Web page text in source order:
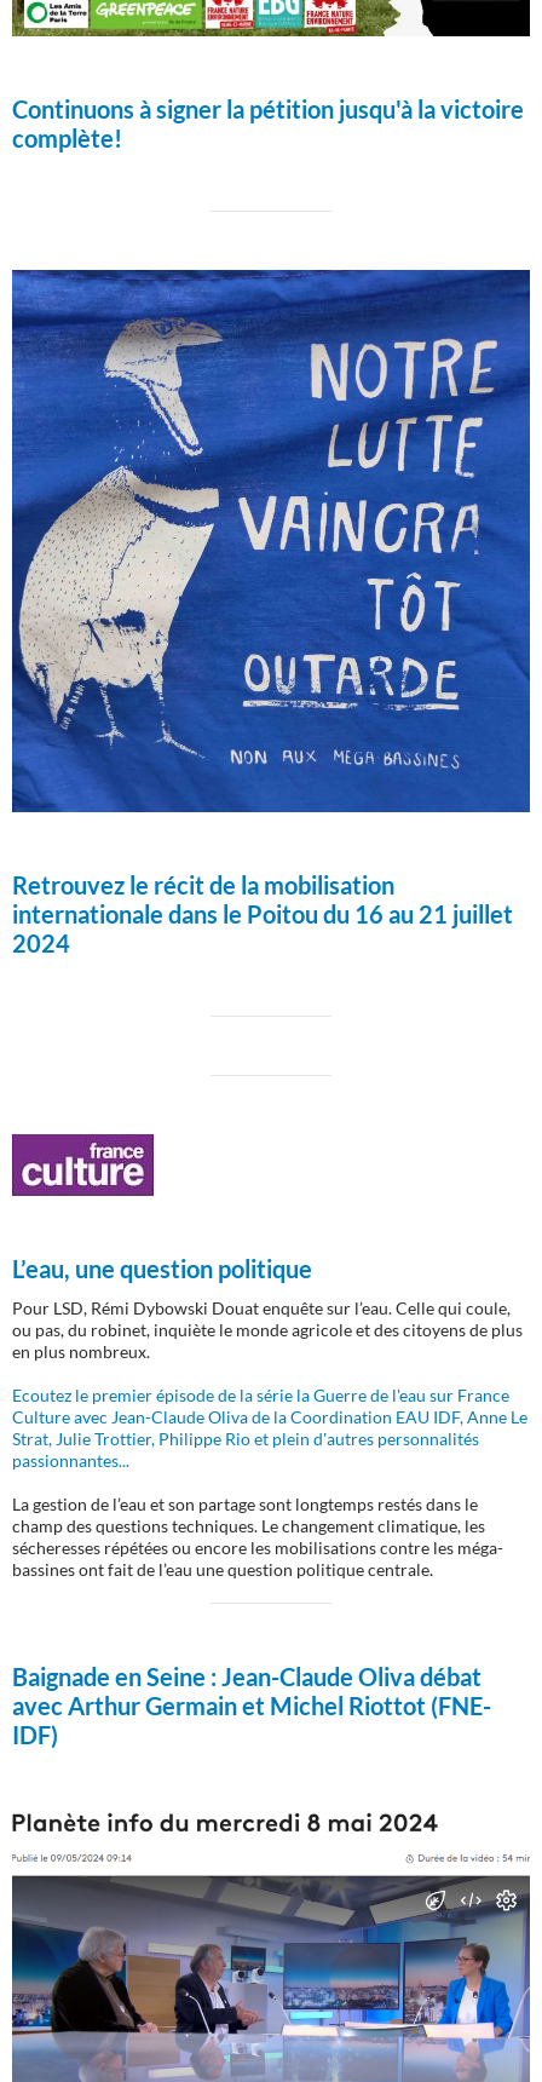
Continuons à signer la pétition jusqu'à la victoire
complète!
Retrouvez le récit de la mobilisation
internationale dans le Poitou du 16 au 21 juillet
2024
L’eau, une question politique
Pour LSD, Rémi Dybowski Douat enquête sur l’eau. Celle qui coule,
ou pas, du robinet, inquiète le monde agricole et des citoyens de plus
en plus nombreux.
Ecoutez le premier épisode de la série la Guerre de l'eau sur France
Culture avec Jean-Claude Oliva de la Coordination EAU IDF, Anne Le
Strat, Julie Trottier, Philippe Rio et plein d'autres personnalités
passionnantes...
La gestion de l’eau et son partage sont longtemps restés dans le
champ des questions techniques. Le changement climatique, les
sécheresses répétées ou encore les mobilisations contre les méga-
bassines ont fait de l’eau une question politique centrale.
Baignade en Seine :Jean-Claude Oliva débat
avec Arthur Germain et Michel Riottot (FNE-
IDF)